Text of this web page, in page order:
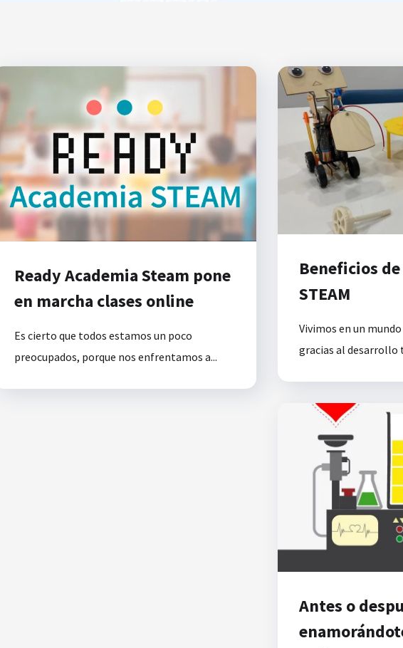
Ready Academia Steam pone
en marcha clases online
Es cierto que todos estamos un poco
preocupados, porque nos enfrentamos a...
Beneficios
STEAM
Vivimos en un
gracias al desarrollo
Antes o